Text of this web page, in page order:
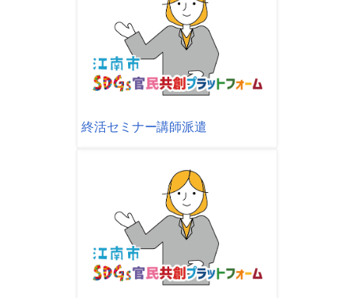
終活セミナー講師派遣